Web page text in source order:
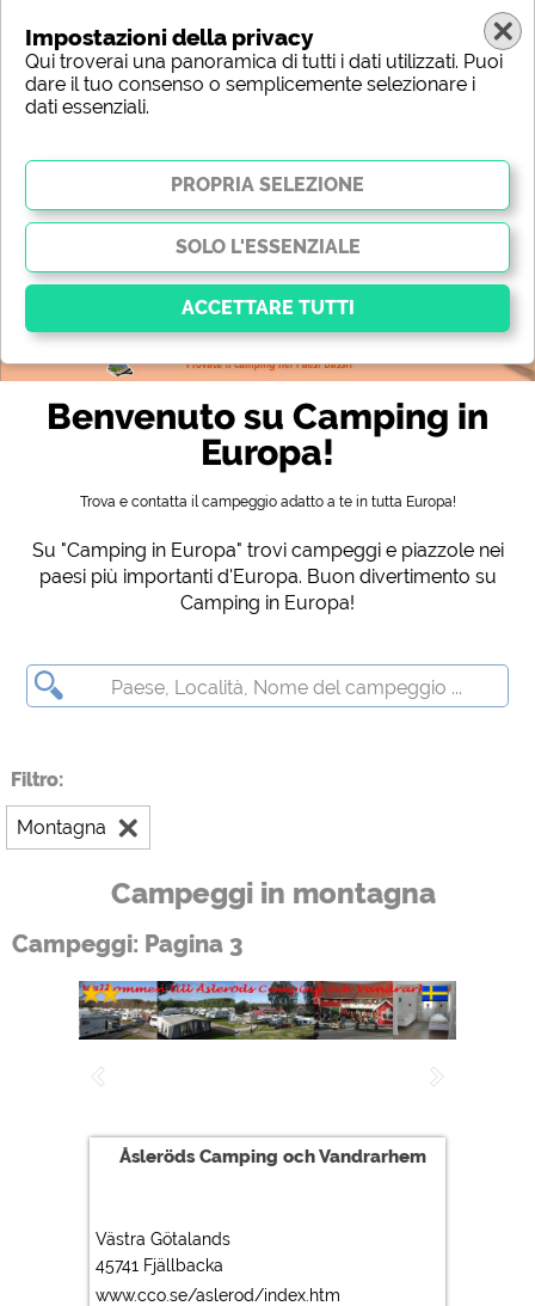
Benvenuto su Camping in
Europa!
Trova e contatta il campeggio adatto a te in tutta Europa!
Su "Camping in Europa" trovi campeggi e piazzole nei
paesi più importanti d'Europa. Buon divertimento su
Camping in Europa!
Europa Regione Tipo
Posizione Caratteristica Stelle
Servizi igienici
Attività per il tempo libero
Filtro:
Montagna
Campeggi in montagna
Campeggi: Pagina 3
Åsleröds Camping och Vandrarhem
Västra Götalands
45741 Fjällbacka
www.cco.se/aslerod/index.htm
Impostazioni della privacy
Qui troverai una panoramica di tutti i dati utilizzati. Puoi
dare il tuo consenso o semplicemente selezionare i
dati essenziali.
Essenziale
I cookie essenziali abilitano le funzioni di base e sono
essenziali per il corretto funzionamento del sito web.
Senza questi cookie, alcune parti del sitonon
Social Media
Anteprima del campeggio (anteprima dei siti web dei campeggi)
siehe Datenschutzerklärung des jeweiligen Anbieters
https://www.facebook.com/about/privacy/
YouTube (Video dai campeggi)
https://policies.google.com/privacy
Google Maps (Anteprima del campeggio (anteprima dei siti web dei
https://policies.google.com/privacy
Google reCAPTCHA (moduli di contatto)
Statistiche
Google Analytics
https://policies.google.com/privacy
Google AdSense